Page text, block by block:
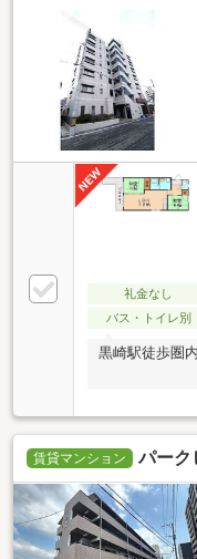
礼金なし
バス・トイレ別
黒崎駅徒歩圏
賃貸マンション パーク